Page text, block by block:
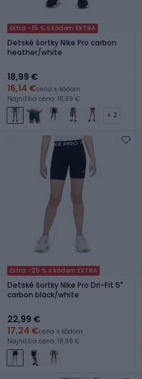
Extra -15 % s kódom EXTRA
Detské šortky Nike Pro carbon
heather/white
18,99 €
16,14 €cena s kódom
Najnižšia cena: 18,99 €
+ 2
Extra -25 % s kódom EXTRA
Detské šortky Nike Pro Dri-Fit 5"
carbon black/white
22,99 €
17,24 €cena s kódom
Najnižšia cena: 18,99 €